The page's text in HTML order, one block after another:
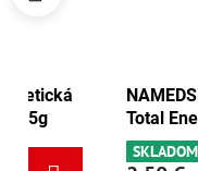
Tyčinka
brusnica-orech 35g